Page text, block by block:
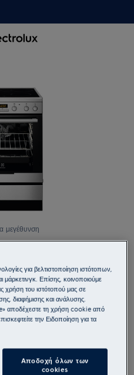
μεγέθυνση
Κεραμική
για βελτιστοποίηση ιστότοπων,
Επίσης, κοινοποιούμε
χρήση του ιστότοπού μας σε
διαφήμισης και ανάλυσης.
αποδέχεστε τη χρήση cookie από
την Ειδοποίηση για τα
Αποδοχή όλων των
cookies